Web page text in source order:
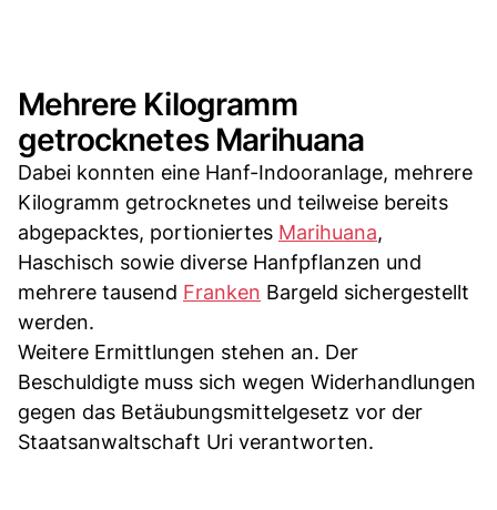
Mehrere Kilogramm
getrocknetes Marihuana
Dabei konnten eine Hanf-Indooranlage, mehrere
Kilogramm getrocknetes und teilweise bereits
abgepacktes, portioniertes Marihuana,
Haschisch sowie diverse Hanfpflanzen und
mehrere tausend Franken Bargeld sichergestellt
werden.
Weitere Ermittlungen stehen an. Der
Beschuldigte muss sich wegen Widerhandlungen
gegen das Betäubungsmittelgesetz vor der
Staatsanwaltschaft Uri verantworten.